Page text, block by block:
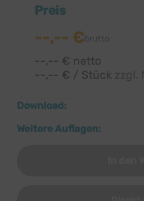
Preis
--,-- €
--,-- € netto
--,-- € / Stück
Download:
Weitere Auflagen: